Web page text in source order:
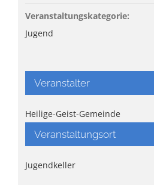
Veranstaltungskategorie:
Jugend
Veranstaltungsort
Jugendkeller
Veranstalter
Heilige-Geist-Gemeinde